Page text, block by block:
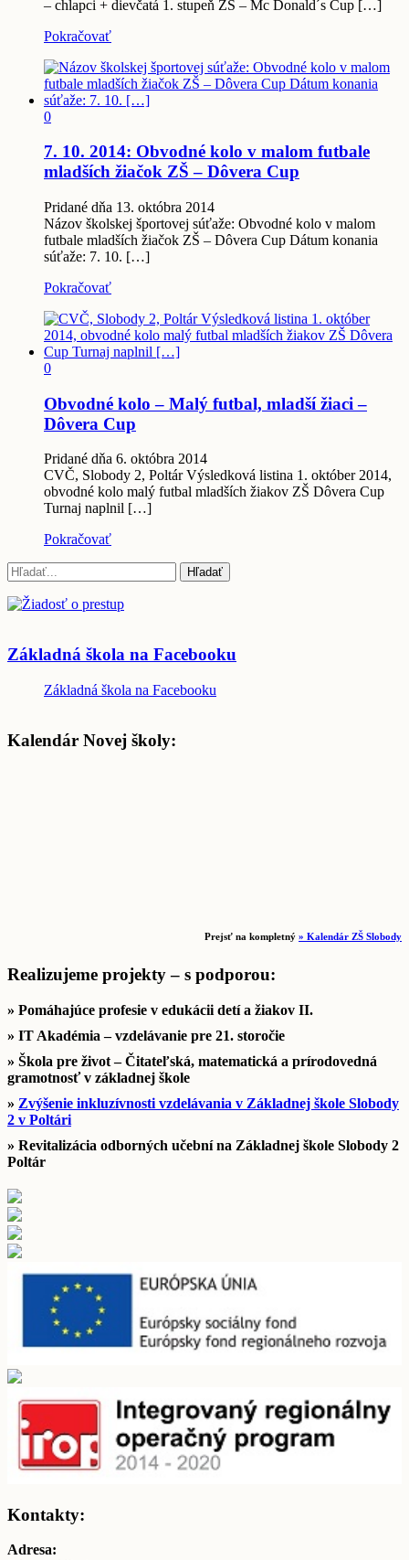
– chlapci + dievčatá 1. stupeň ZŠ – Mc Donald´s Cup […]
Pokračovať
0
7. 10. 2014: Obvodné kolo v malom futbale
mladších žiačok ZŠ – Dôvera Cup
Pridané dňa 13. októbra 2014
Názov školskej športovej súťaže: Obvodné kolo v malom
futbale mladších žiačok ZŠ – Dôvera Cup Dátum konania
súťaže: 7. 10. […]
Pokračovať
0
Obvodné kolo – Malý futbal, mladší žiaci –
Dôvera Cup
Pridané dňa 6. októbra 2014
CVČ, Slobody 2, Poltár Výsledková listina 1. október 2014,
obvodné kolo malý futbal mladších žiakov ZŠ Dôvera Cup
Turnaj naplnil […]
Pokračovať
Základná škola na Facebooku
Základná škola na Facebooku
Kalendár Novej školy:
Prejsť na kompletný » Kalendár ZŠ Slobody
Realizujeme projekty – s podporou:
» Pomáhajúce profesie v edukácii detí a žiakov II.
» IT Akadémia – vzdelávanie pre 21. storočie
» Škola pre život – Čitateľská, matematická a prírodovedná
gramotnosť v základnej škole
» Zvýšenie inkluzívnosti vzdelávania v Základnej škole Slobody
2 v Poltári
» Revitalizácia odborných učební na Základnej škole Slobody 2
Poltár
Kontakty:
Adresa: